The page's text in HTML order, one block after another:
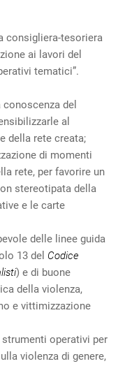
consigliera-tesoriera
ai lavori del
tematici”.
del
al
della rete creata;
di momenti
rete, per favorire un
stereotipata della
e le carte
delle linee guida
13 del Codice
) e di buone
della violenza,
e vittimizzazione
operativi per
violenza di genere,